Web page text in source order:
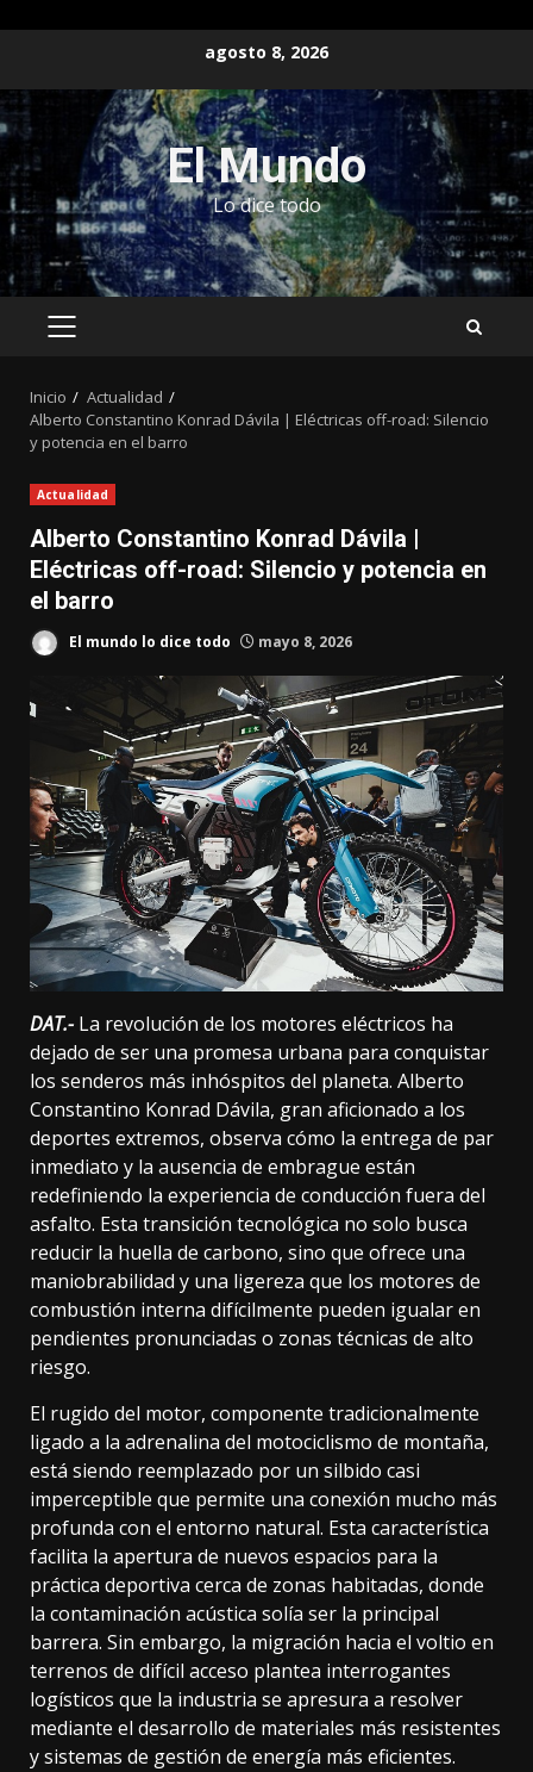
contenido
agosto 8, 2026
El Mundo
Lo dice todo
MENÚ
Inicio
Actualidad
Alberto Constantino Konrad Dávila | Eléctricas off-road: Silencio
y potencia en el barro
Actualidad
Alberto Constantino Konrad Dávila |
Eléctricas off-road: Silencio y potencia en
el barro
El mundo lo dice todo mayo 8, 2026
DAT.- La revolución de los motores eléctricos ha
dejado de ser una promesa urbana para conquistar
los senderos más inhóspitos del planeta. Alberto
Constantino Konrad Dávila, gran aficionado a los
deportes extremos, observa cómo la entrega de par
inmediato y la ausencia de embrague están
redefiniendo la experiencia de conducción fuera del
asfalto. Esta transición tecnológica no solo busca
reducir la huella de carbono, sino que ofrece una
maniobrabilidad y una ligereza que los motores de
combustión interna difícilmente pueden igualar en
pendientes pronunciadas o zonas técnicas de alto
riesgo.
El rugido del motor, componente tradicionalmente
ligado a la adrenalina del motociclismo de montaña,
está siendo reemplazado por un silbido casi
imperceptible que permite una conexión mucho más
profunda con el entorno natural. Esta característica
facilita la apertura de nuevos espacios para la
práctica deportiva cerca de zonas habitadas, donde
la contaminación acústica solía ser la principal
barrera. Sin embargo, la migración hacia el voltio en
terrenos de difícil acceso plantea interrogantes
logísticos que la industria se apresura a resolver
mediante el desarrollo de materiales más resistentes
y sistemas de gestión de energía más eficientes.